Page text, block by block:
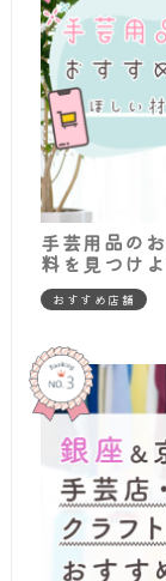
手芸用品の
料を見つけ
おすすめ店舗